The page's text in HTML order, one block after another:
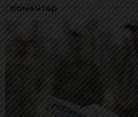
Коментар